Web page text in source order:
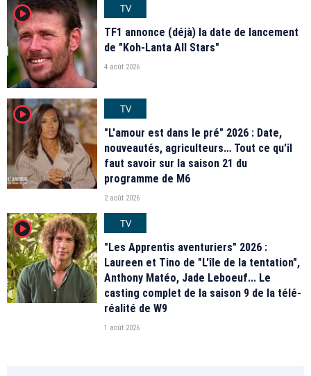
player2
TV
TF1 annonce (déjà) la date de lancement
de "Koh-Lanta All Stars"
4 août 2026
player2
TV
"L'amour est dans le pré" 2026 : Date,
nouveautés, agriculteurs… Tout ce qu'il
faut savoir sur la saison 21 du
programme de M6
2 août 2026
player2
TV
"Les Apprentis aventuriers" 2026 :
Laureen et Tino de "L'île de la tentation",
Anthony Matéo, Jade Leboeuf... Le
casting complet de la saison 9 de la télé-
réalité de W9
1 août 2026